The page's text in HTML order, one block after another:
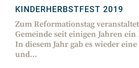
KINDERHERBSTFEST 2019
Zum Reformationstag
Gemeinde seit einigen Jahren
In diesem Jahr gab es wieder
und…